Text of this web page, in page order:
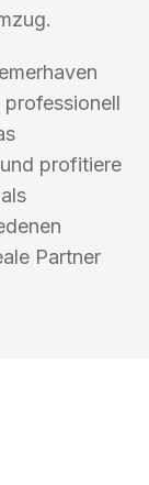
profitiere
Partner